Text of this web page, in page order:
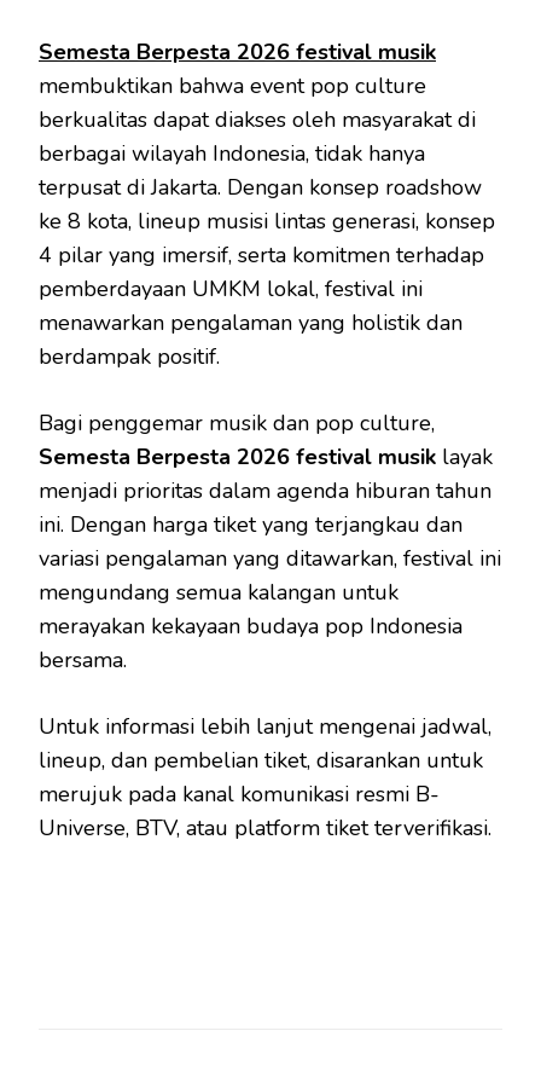
Semesta Berpesta 2026 festival musik
membuktikan bahwa event pop culture
berkualitas dapat diakses oleh masyarakat di
berbagai wilayah Indonesia, tidak hanya
terpusat di Jakarta. Dengan konsep roadshow
ke 8 kota, lineup musisi lintas generasi, konsep
4 pilar yang imersif, serta komitmen terhadap
pemberdayaan UMKM lokal, festival ini
menawarkan pengalaman yang holistik dan
berdampak positif.
Bagi penggemar musik dan pop culture,
Semesta Berpesta 2026 festival musik layak
menjadi prioritas dalam agenda hiburan tahun
ini. Dengan harga tiket yang terjangkau dan
variasi pengalaman yang ditawarkan, festival ini
mengundang semua kalangan untuk
merayakan kekayaan budaya pop Indonesia
bersama.
Untuk informasi lebih lanjut mengenai jadwal,
lineup, dan pembelian tiket, disarankan untuk
merujuk pada kanal komunikasi resmi B-
Universe, BTV, atau platform tiket terverifikasi.